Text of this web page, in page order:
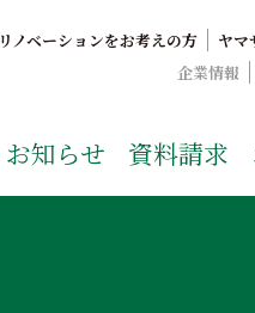
リノベーションをお考えの方
ヤマ
企業情報
お知らせ 資料請求